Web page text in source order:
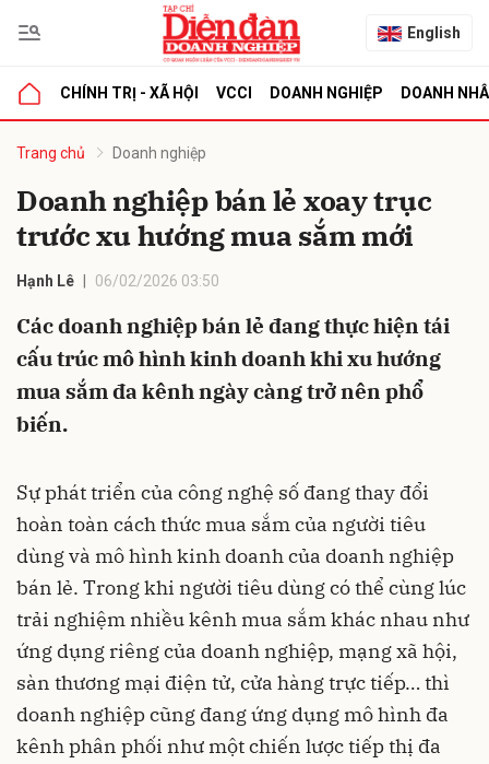
English
CHÍNH TRỊ - XÃ HỘI VCCI DOANH NGHIỆP DOANH
Trang chủ Doanh nghiệp
Doanh nghiệp bán lẻ xoay trục
trước xu hướng mua sắm mới
Hạnh Lê 06/02/2026 03:50
Các doanh nghiệp bán lẻ đang thực hiện tái
cấu trúc mô hình kinh doanh khi xu hướng
mua sắm đa kênh ngày càng trở nên phổ
biến.
Sự phát triển của công nghệ số đang thay đổi
hoàn toàn cách thức mua sắm của người tiêu
dùng và mô hình kinh doanh của doanh nghiệp
bán lẻ. Trong khi người tiêu dùng có thể cùng lúc
trải nghiệm nhiều kênh mua sắm khác nhau như
ứng dụng riêng của doanh nghiệp, mạng xã hội,
sàn thương mại điện tử, cửa hàng trực tiếp… thì
doanh nghiệp cũng đang ứng dụng mô hình đa
kênh phân phối như một chiến lược tiếp thị đa
luận
Hủy